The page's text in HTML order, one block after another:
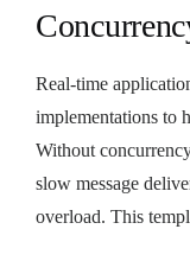
Real-time
implementations to
Without
slow message
overload. This